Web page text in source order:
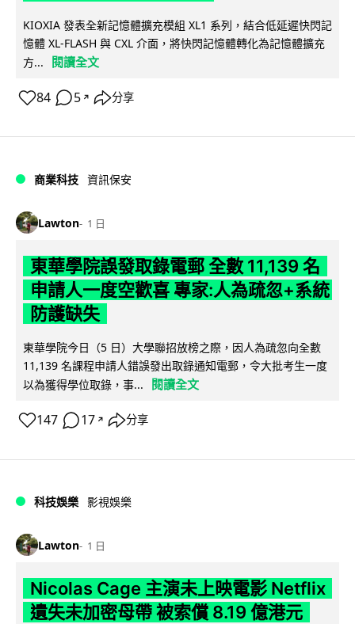
KIOXIA 發表全新記憶體擴充模組 XL1 系列，結合低延遲快閃記
憶體 XL-FLASH 與 CXL 介面，將快閃記憶體轉化為記憶體擴充
方...
閱讀全文
84 5 ↗ 分享
商業科技 資訊保安
Lawton 1 日
東華學院誤發取錄電郵 全數 11,139 名
申請人一度空歡喜 專家:人為疏忽+系統
防護缺失
東華學院今日（5 日）大學聯招放榜之際，因人為疏忽向全數
11,139 名課程申請人錯誤發出取錄通知電郵，令大批考生一度
以為獲得學位取錄，事...
閱讀全文
147 17 ↗ 分享
科技娛樂 影視娛樂
Lawton 1 日
Nicolas Cage 主演未上映電影 Netflix
遺失未加密母帶 被索償 8.19 億港元